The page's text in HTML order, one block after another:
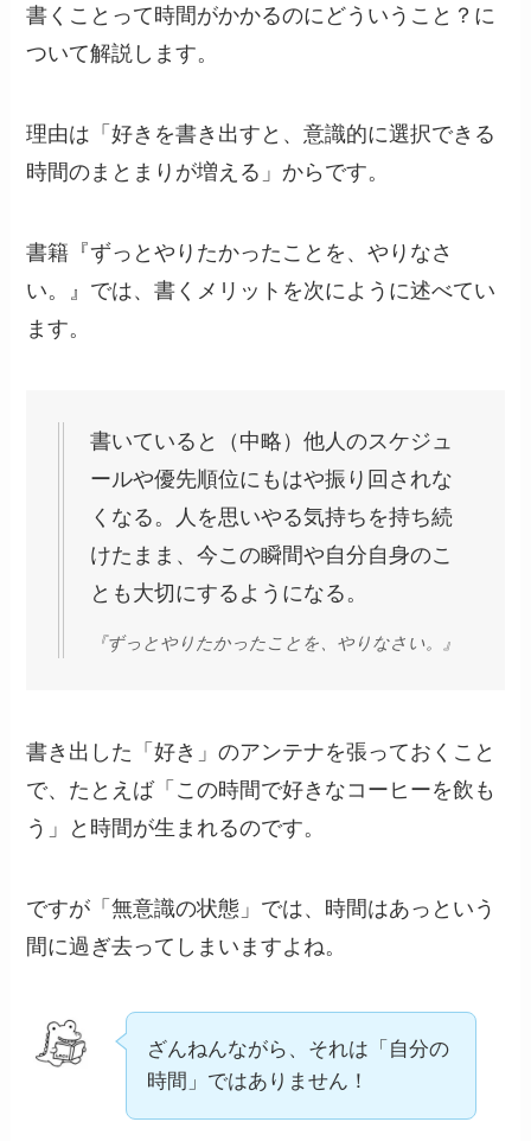
書くことって時間がかかるのにどういうこと？に
ついて解説します。
理由は「好きを書き出すと、意識的に選択できる
時間のまとまりが増える」からです。
書籍『ずっとやりたかったことを、やりなさ
い。』では、書くメリットを次にように述べてい
ます。
書いていると（中略）他人のスケジュ
ールや優先順位にもはや振り回されな
くなる。人を思いやる気持ちを持ち続
けたまま、今この瞬間や自分自身のこ
とも大切にするようになる。
『ずっとやりたかったことを、やりなさい。』
書き出した「好き」のアンテナを張っておくこと
で、たとえば「この時間で好きなコーヒーを飲も
う」と時間が生まれるのです。
ですが「無意識の状態」では、時間はあっという
間に過ぎ去ってしまいますよね。
ざんねんながら、それは「自分の
時間」ではありません！